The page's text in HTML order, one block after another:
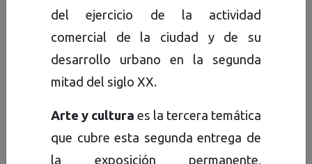
Fondo documental. Conjunto
de documentos producidos
por una persona natural o
jurídica en desarrollo de sus
funciones o actividades.
Colección . Conjunto de
del ejercicio de la actividad
comercial de la ciudad y de su
desarrollo urbano en la segunda
mitad del siglo XX.
Arte y cultura es la tercera temática
que cubre esta segunda entrega de
la exposición permanente,